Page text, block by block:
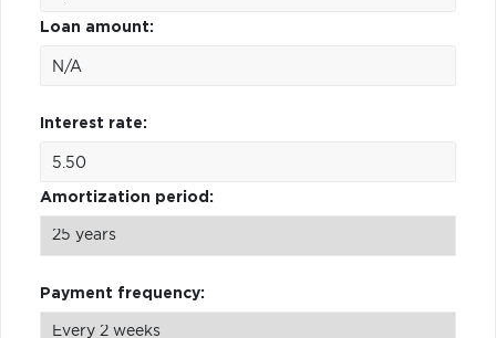
Loan amount:
Interest rate:
Amortization period:
Payment frequency: